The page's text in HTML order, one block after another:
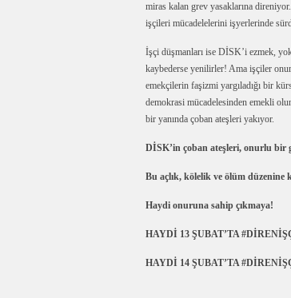
miras kalan grev yasaklarına
işçileri mücadelelerini işyerlerinde
İşçi düşmanları ise DİSK’i ezmek,
kaybederse yenilirler! Ama işçiler
emekçilerin faşizmi yargıladığı bir
demokrasi mücadelesinden emekli
bir yanında çoban ateşleri yakıyor.
DİSK’in çoban ateşleri, onurlu bir
Bu açlık, kölelik ve ölüm düzenine
Haydi onuruna sahip çıkmaya!
HAYDİ 13 ŞUBAT’TA
HAYDİ 14 ŞUBAT’TA